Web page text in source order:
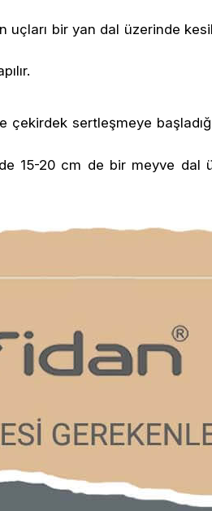
uçları bir yan dal üzerinde
sertleşmeye
15-20 cm de bir meyve dal